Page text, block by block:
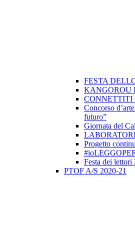
FESTA
KANGOROU
CONNETTITI
Concorso
futuro”
Giornata del
Progetto
Festa dei lettori
PTOF A/S 2020-21